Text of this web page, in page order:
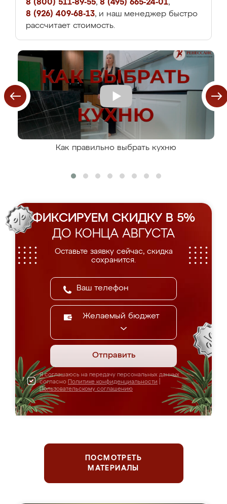
8 (800) 511-89-55, 8 (495) 665-24-01,
8 (926) 409-68-13, и наш менеджер быстро
рассчитает стоимость.
Как правильно выбрать кухню
ФИКСИРУЕМ СКИДКУ В 5%
ДО КОНЦА АВГУСТА
Оставьте заявку сейчас, скидка
сохранится.
Желаемый бюджет
Отправить
Я соглашаюсь на передачу персональных данных
согласно Политике конфиденциальности
Пользовательскому соглашению
ПОСМОТРЕТЬ
МАТЕРИАЛЫ